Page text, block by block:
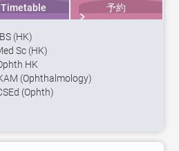
Timetable 予約
(HK)
Sc (HK)
HK
(Ophthalmology)
(Ophth)